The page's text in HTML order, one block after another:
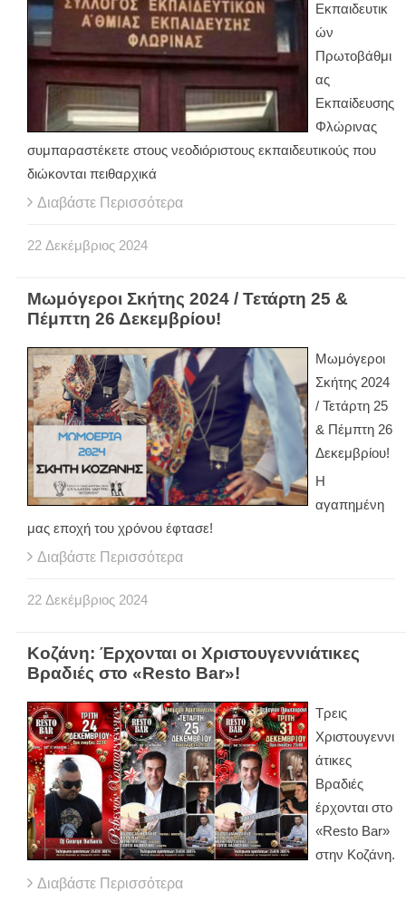
Εκπαιδευτικ
ών
Πρωτοβάθμι
ας
Εκπαίδευσης
Φλώρινας
συμπαραστέκετε στους νεοδιόριστους εκπαιδευτικούς που
διώκονται πειθαρχικά
Διαβάστε Περισσότερα
22 Δεκέμβριος 2024
Μωμόγεροι Σκήτης 2024 / Τετάρτη 25 &
Πέμπτη 26 Δεκεμβρίου!
Μωμόγεροι
Σκήτης 2024
/ Τετάρτη 25
& Πέμπτη 26
Δεκεμβρίου!
Η
αγαπημένη
μας εποχή του χρόνου έφτασε!
Διαβάστε Περισσότερα
22 Δεκέμβριος 2024
Κοζάνη: Έρχονται οι Χριστουγεννιάτικες
Βραδιές στο «Resto Bar»!
Τρεις
Χριστουγεννι
άτικες
Βραδιές
έρχονται στο
«Resto Bar»
στην Κοζάνη.
Διαβάστε Περισσότερα